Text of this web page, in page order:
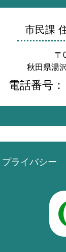
市民課
〒
秋田県湯
電話番号：
プライバシー